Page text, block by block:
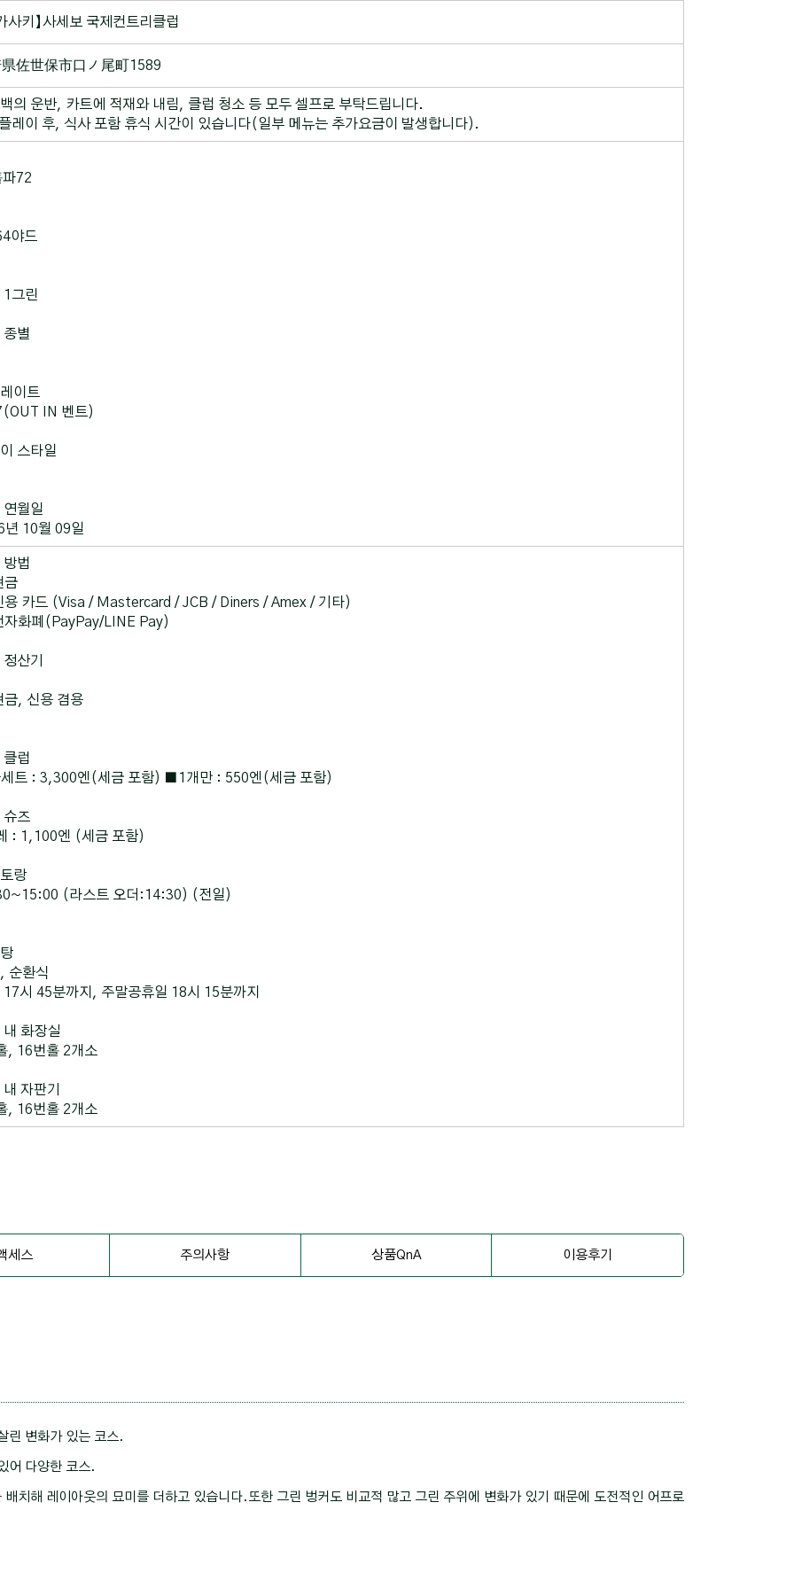
사키】사세보 국제컨트리클럽
佐世保市口ノ尾町1589
의 운반, 카트에 적재와 내림, 클럽 청소 등 모두 셀프로 부탁드립니다.
레이 후, 식사 포함 휴식 시간이 있습니다(일부 메뉴는 추가요금이 발생합니다).
72
야드
1그린
종별
이트
IN 벤트)
스타일
연월일
년 10월 09일
방법
카드 (Visa / Mastercard / JCB / Diners / Amex / 기타)
화폐(PayPay/LINE Pay)
산기
, 신용 겸용
클럽
트 : 3,300엔(세금 포함) ■1개만 : 550엔(세금 포함)
슈즈
: 1,100엔 (세금 포함)
랑
(라스트 오더:14:30) (전일)
순환식
17시 45분까지, 주말공휴일 18시 15분까지
내 화장실
, 16번홀 2개소
자판기
, 16번홀 2개소
세스 주의사항 상품QnA 이용후기
린 변화가 있는 코스.
어 다양한 코스.
치해 레이아웃의 묘미를 더하고 있습니다.또한 그린 벙커도 비교적 많고 그린 주위에 변화가 있기 때문에 도전적인 어프로